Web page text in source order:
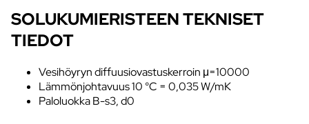
SOLUKUMIERISTEEN TEKNISET
TIEDOT
Vesihöyryn diffuusiovastuskerroin μ=10000
Lämmönjohtavuus 10 °C = 0,035 W/mK
Paloluokka B-s3, d0